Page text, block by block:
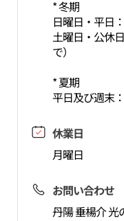
* 冬期
日曜日・平日
土曜日・公休
で）
* 夏期
平日及び週末
休業日
月曜日
お問い合わせ
丹陽 垂楊介 光